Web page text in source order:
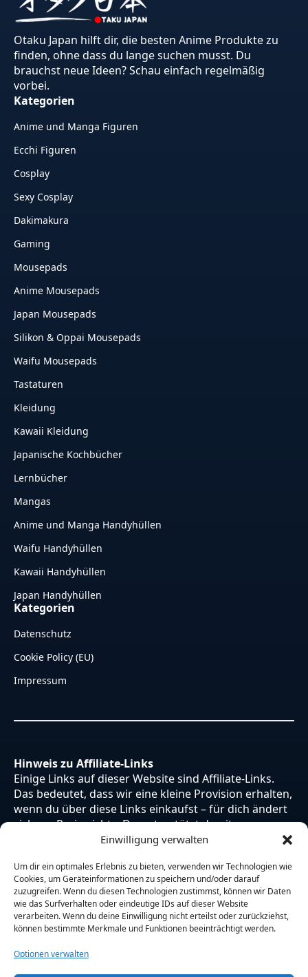
Einwilligung verwalten
Um dir ein optimales Erlebnis zu bieten, verwenden wir Technologien wie
Cookies, um Geräteinformationen zu speichern und/oder darauf
zuzugreifen. Wenn du diesen Technologien zustimmst, können wir Daten
wie das Surfverhalten oder eindeutige IDs auf dieser Website
verarbeiten. Wenn du deine Einwilligung nicht erteilst oder zurückziehst,
können bestimmte Merkmale und Funktionen beeinträchtigt werden.
Optionen verwalten
Otaku Japan hilft dir, die besten Anime Produkte zu
finden, ohne dass du lange suchen musst. Du
brauchst neue Ideen? Schau einfach regelmäßig
vorbei.
Kategorien
Anime und Manga Figuren
Ecchi Figuren
Cosplay
Sexy Cosplay
Dakimakura
Gaming
Mousepads
Anime Mousepads
Japan Mousepads
Silikon & Oppai Mousepads
Waifu Mousepads
Tastaturen
Kleidung
Kawaii Kleidung
Japanische Kochbücher
Lernbücher
Mangas
Anime und Manga Handyhüllen
Waifu Handyhüllen
Kawaii Handyhüllen
Japan Handyhüllen
Kategorien
Datenschutz
Cookie Policy (EU)
Impressum
Hinweis zu Affiliate-Links
Einige Links auf dieser Website sind Affiliate-Links.
Das bedeutet, dass wir eine kleine Provision erhalten,
wenn du über diese Links einkaufst – für dich ändert
sich am Preis nichts. Du unterstützt damit unsere
Arbeit. Vielen Dank dafür!